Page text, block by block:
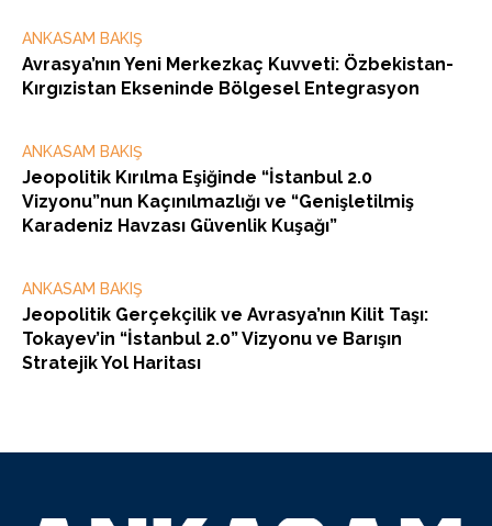
ANKASAM BAKIŞ
Avrasya’nın Yeni Merkezkaç Kuvveti: Özbekistan-
Kırgızistan Ekseninde Bölgesel Entegrasyon
ANKASAM BAKIŞ
Jeopolitik Kırılma Eşiğinde “İstanbul 2.0
Vizyonu”nun Kaçınılmazlığı ve “Genişletilmiş
Karadeniz Havzası Güvenlik Kuşağı”
ANKASAM BAKIŞ
Jeopolitik Gerçekçilik ve Avrasya’nın Kilit Taşı:
Tokayev’in “İstanbul 2.0” Vizyonu ve Barışın
Stratejik Yol Haritası